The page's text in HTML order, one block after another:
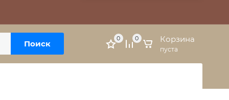
Личный кабинет
Поиск
0 0 Корзина
пуста